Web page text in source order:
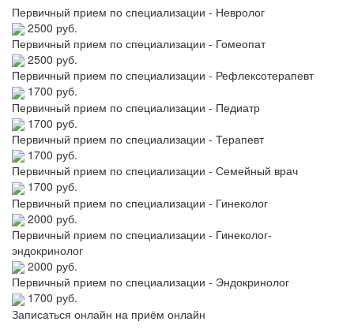
Первичный прием по специализации - Невролог
2500 руб.
Первичный прием по специализации - Гомеопат
2500 руб.
Первичный прием по специализации - Рефлексотерапевт
1700 руб.
Первичный прием по специализации - Педиатр
1700 руб.
Первичный прием по специализации - Терапевт
1700 руб.
Первичный прием по специализации - Семейный врач
1700 руб.
Первичный прием по специализации - Гинеколог
2000 руб.
Первичный прием по специализации - Гинеколог-
эндокринолог
2000 руб.
Первичный прием по специализации - Эндокринолог
1700 руб.
Записаться онлайн на приём онлайн